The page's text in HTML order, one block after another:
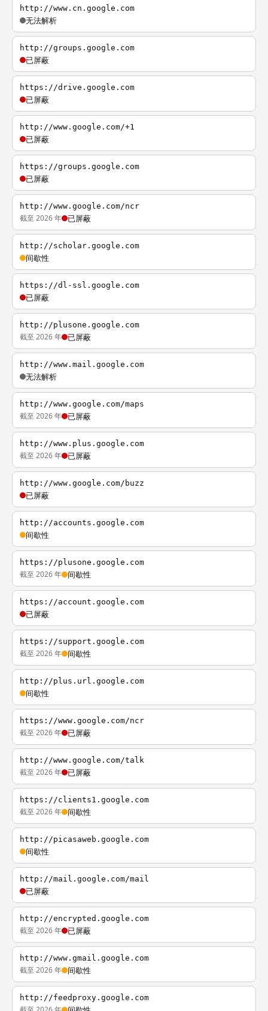
http://www.cn.google.com
无法解析
http://groups.google.com
已屏蔽
https://drive.google.com
已屏蔽
http://www.google.com/+1
已屏蔽
https://groups.google.com
已屏蔽
http://www.google.com/ncr
截至 2026 年 已屏蔽
http://scholar.google.com
间歇性
https://dl-ssl.google.com
已屏蔽
http://plusone.google.com
截至 2026 年 已屏蔽
http://www.mail.google.com
无法解析
http://www.google.com/maps
截至 2026 年 已屏蔽
http://www.plus.google.com
截至 2026 年 已屏蔽
http://www.google.com/buzz
已屏蔽
http://accounts.google.com
间歇性
https://plusone.google.com
截至 2026 年 间歇性
https://account.google.com
已屏蔽
https://support.google.com
截至 2026 年 间歇性
http://plus.url.google.com
间歇性
https://www.google.com/ncr
截至 2026 年 已屏蔽
http://www.google.com/talk
截至 2026 年 已屏蔽
https://clients1.google.com
截至 2026 年 间歇性
http://picasaweb.google.com
间歇性
http://mail.google.com/mail
已屏蔽
http://encrypted.google.com
截至 2026 年 已屏蔽
http://www.gmail.google.com
截至 2026 年 间歇性
http://feedproxy.google.com